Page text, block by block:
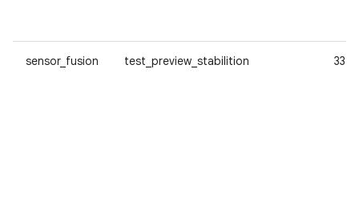
sensor_fusion test_preview_stabilition 33